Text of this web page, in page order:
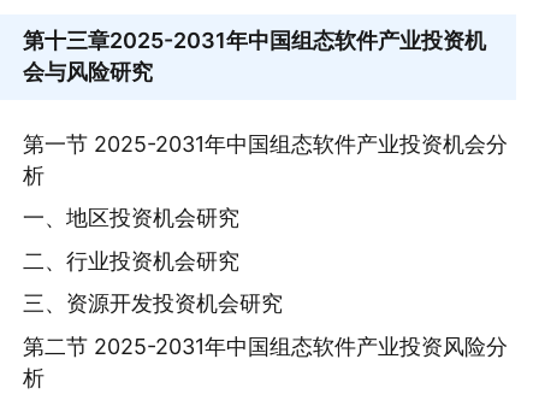
第十三章2025-2031年中国组态软件产业投资机
会与风险研究
第一节 2025-2031年中国组态软件产业投资机会分
析
一、地区投资机会研究
二、行业投资机会研究
三、资源开发投资机会研究
第二节 2025-2031年中国组态软件产业投资风险分
析